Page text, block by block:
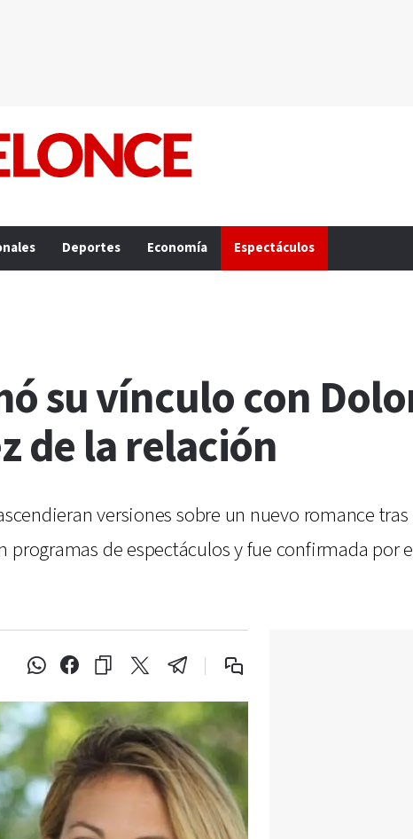
Deportes Economía Espectáculos
su vínculo con
de la relación
versiones sobre un nuevo romance
de espectáculos y fue confirmada por